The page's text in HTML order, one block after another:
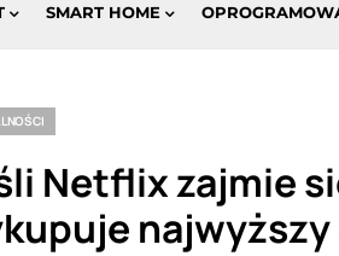
SMART HOME
Netflix zajmie